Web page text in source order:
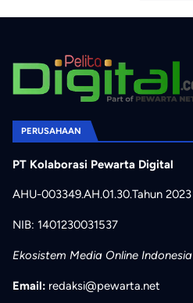
PERUSAHAAN
PT Kolaborasi Pewarta Digital
AHU-003349.AH.01.30.Tahun 2023
NIB: 1401230031537
Ekosistem Media Online Indonesia
Email: redaksi@pewarta.net